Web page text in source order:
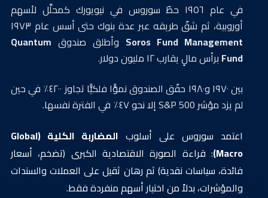
في عام ١٩٥٦ حطّ سوروس في نيويورك كمحلِّل لأسهم
أوروبية، ثم شقّ طريقه عبر عدة بنوك حتى أسس عام ١٩٧٣
Soros Fund Management وأطلق صندوق Quantum
Fund برأس مالٍ يقارب ١٢ مليون دولار.
بين ١٩٧٠ و١٩٨٠ حقّق الصندوق نموًّا فلكيًّا تجاوز ٤٢٠٠٪ في حين
لم يزد مؤشر S&P 500 إلا نحو ٤٧٪ في الفترة نفسها.
اعتمد سوروس على أسلوب
المضاربة الكلية (Global
Macro) : قراءة الصورة الاقتصادية الكبرى (تضخم، أسعار
فائدة، سياسات نقدية) ثم رهان ثقيل على العملات والسندات
والمؤشرات، بدلاً من اختيار أسهم منفردة فقط.